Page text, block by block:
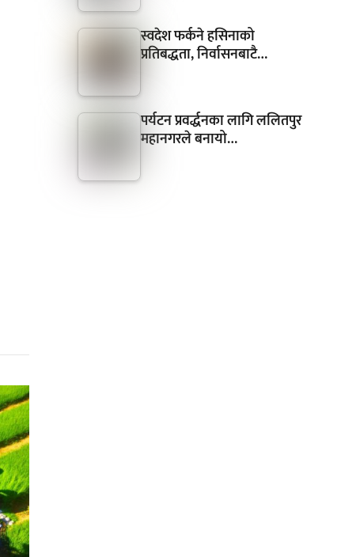
स्वदेश फर्कने हसिनाको
प्रतिबद्धता, निर्वासनबाटै…
पर्यटन प्रवर्द्धनका लागि ललितपुर
महानगरले बनायो…